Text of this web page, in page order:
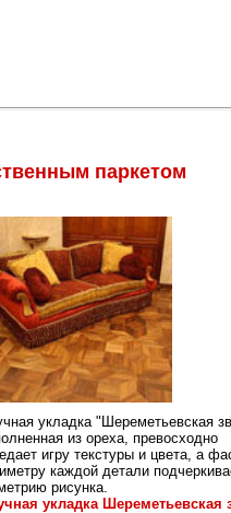
паркетом
укладка "Шереметьевская
из ореха, превосходно
игру текстуры и цвета, а
каждой детали
рисунка.
укладка Шереметьевская